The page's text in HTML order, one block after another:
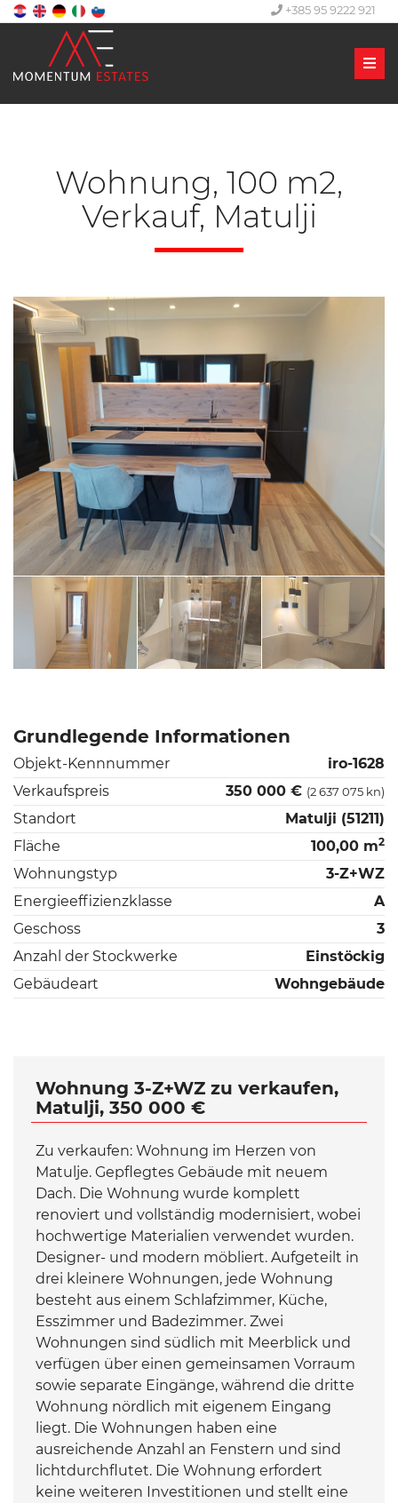
+385 95 9222 921
Wohnung, 100 m2,
Verkauf, Matulji
Grundlegende Informationen
Objekt-Kennnummer
iro-1628
Verkaufspreis
350 000 € (2 637 075 kn)
Standort
Matulji (51211)
Fläche
100,00 m2
Wohnungstyp
3-Z+WZ
Energieeffizienzklasse
A
Geschoss
3
Anzahl der Stockwerke
Einstöckig
Gebäudeart
Wohngebäude
Wohnung 3-Z+WZ zu verkaufen,
Matulji, 350 000 €
Zu verkaufen: Wohnung im Herzen von
Matulje. Gepflegtes Gebäude mit neuem
Dach. Die Wohnung wurde komplett
renoviert und vollständig modernisiert, wobei
hochwertige Materialien verwendet wurden.
Designer- und modern möbliert. Aufgeteilt in
drei kleinere Wohnungen, jede Wohnung
besteht aus einem Schlafzimmer, Küche,
Esszimmer und Badezimmer. Zwei
Wohnungen sind südlich mit Meerblick und
verfügen über einen gemeinsamen Vorraum
sowie separate Eingänge, während die dritte
Wohnung nördlich mit eigenem Eingang
liegt. Die Wohnungen haben eine
ausreichende Anzahl an Fenstern und sind
lichtdurchflutet. Die Wohnung erfordert
keine weiteren Investitionen und stellt eine